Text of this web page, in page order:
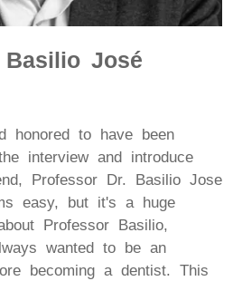
José
honored to have been
interview and introduce
Professor Dr. Basilio Jose
easy, but it's a huge
Professor Basilio,
wanted to be an
becoming a dentist. This